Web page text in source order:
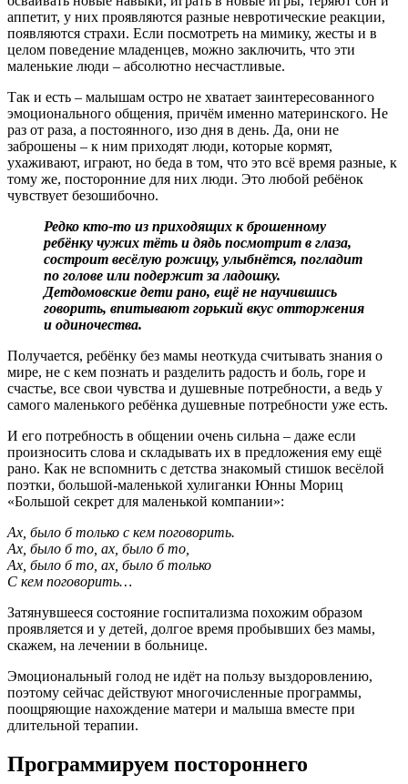
аппетит, у них проявляются разные невротические реакции,
появляются страхи. Если посмотреть на мимику, жесты и в
целом поведение младенцев, можно заключить, что эти
маленькие люди – абсолютно несчастливые.
Так и есть – малышам остро не хватает заинтересованного
эмоционального общения, причём именно материнского. Не
раз от раза, а постоянного, изо дня в день. Да, они не
заброшены – к ним приходят люди, которые кормят,
ухаживают, играют, но беда в том, что это всё время разные, к
тому же, посторонние для них люди. Это любой ребёнок
чувствует безошибочно.
Редко кто-то из приходящих к брошенному
ребёнку чужих тёть и дядь посмотрит в глаза,
состроит весёлую рожицу, улыбнётся, погладит
по голове или подержит за ладошку.
Детдомовские дети рано, ещё не научившись
говорить, впитывают горький вкус отторжения
и одиночества.
Получается, ребёнку без мамы неоткуда считывать знания о
мире, не с кем познать и разделить радость и боль, горе и
счастье, все свои чувства и душевные потребности, а ведь у
самого маленького ребёнка душевные потребности уже есть.
И его потребность в общении очень сильна – даже если
произносить слова и складывать их в предложения ему ещё
рано. Как не вспомнить с детства знакомый стишок весёлой
поэтки, большой-маленькой хулиганки Юнны Мориц
«Большой секрет для маленькой компании»:
Ах, было б только с кем поговорить.
Ах, было б то, ах, было б то,
Ах, было б то, ах, было б только
С кем поговорить…
Затянувшееся состояние госпитализма похожим образом
проявляется и у детей, долгое время пробывших без мамы,
скажем, на лечении в больнице.
Эмоциональный голод не идёт на пользу выздоровлению,
поэтому сейчас действуют многочисленные программы,
поощряющие нахождение матери и малыша вместе при
длительной терапии.
Программируем постороннего